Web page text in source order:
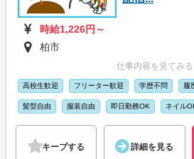
時給1,226円～
柏市
仕事内容を見てみ
高校生歓迎 フリーター歓迎 学歴不問 履
髪型自由 服装自由 即日勤務OK ネイル
キープする 詳細を見る